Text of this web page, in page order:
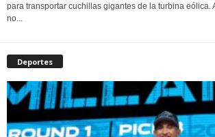
para transportar cuchillas gigantes de la turbina eólica.
no...
Deportes